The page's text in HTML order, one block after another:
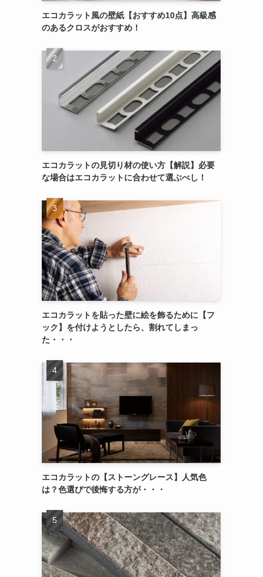
エコカラット風の壁紙【おすすめ10点】高級感
のあるクロスがおすすめ！
エコカラットの見切り材の使い方【解説】必要
な場合はエコカラットに合わせて選ぶべし！
エコカラットを貼った壁に絵を飾るために【フ
ック】を付けようとしたら、割れてしまっ
た・・・
エコカラットの【ストーングレース】人気色
は？色選びで後悔する方が・・・